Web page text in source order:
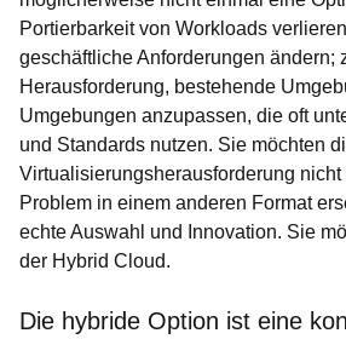
Portierbarkeit von Workloads
geschäftliche Anforderungen ändern;
Herausforderung, bestehende
Umgebungen anzupassen, die oft
und Standards nutzen. Sie möchten
Virtualisierungsherausforderung
Problem in einem anderen Format
echte Auswahl und Innovation. Sie
der Hybrid Cloud.
Die hybride Option ist eine